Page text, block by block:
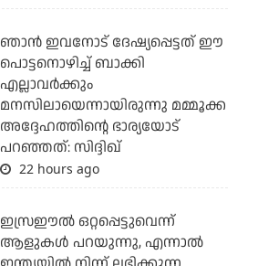
ഞാന്‍ ഇവനോട് ദേഷ്യപ്പെട്ടത് ഈ
പൊട്ടനൊഴിച്ച് ബാക്കി
എല്ലാവര്‍ക്കും
മനസിലായെന്നായിരുന്നു മമ്മൂക്ക
അദ്ദേഹത്തിന്റെ ഭാര്യയോട്
പറഞ്ഞത്: സിദ്ദിഖ്
22 hours ago
ഇസ്രഈല്‍ ഒറ്റപ്പെട്ടുവെന്ന്
ആളുകള്‍ പറയുന്നു, എന്നാല്‍